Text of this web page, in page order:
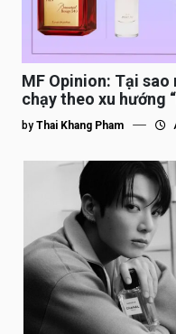
MF Opinion: Tại
chạy theo xu hướng
by Thai Khang Pham